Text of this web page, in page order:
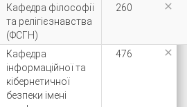
Кафедра філософії
та релігієзнавства
(ФСГН)
260 
Кафедра
інформаційної та
кібернетичної
безпеки імені
476 